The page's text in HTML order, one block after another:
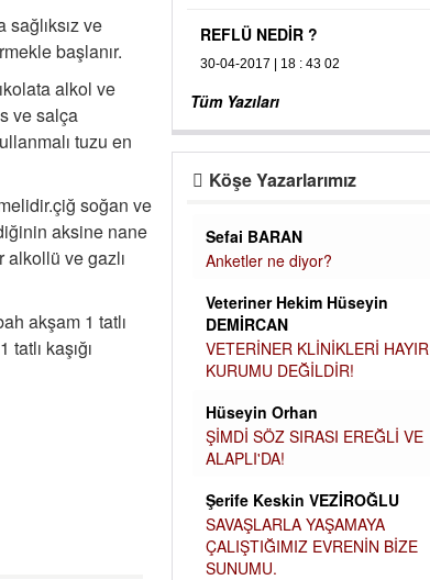
ve
başlanır.
alkol ve
ve salça
tuzu en
soğan ve
aksine nane
ve gazlı
akşam 1 tatlı
kaşığı
REFLÜ NEDİR ?
30-04-2017 | 18 : 43 02
Tüm Yazıları
Köşe Yazarlarımız
Sefai BARAN
Anketler ne diyor?
Veteriner Hekim Hüseyin
DEMİRCAN
VETERİNER KLİNİKLERİ HAYIR
KURUMU DEĞİLDİR!
Hüseyin Orhan
ŞİMDİ SÖZ SIRASI EREĞLİ VE
ALAPLI'DA!
Şerife Keskin VEZİROĞLU
SAVAŞLARLA YAŞAMAYA
ÇALIŞTIĞIMIZ EVRENİN BİZE
SUNUMU.